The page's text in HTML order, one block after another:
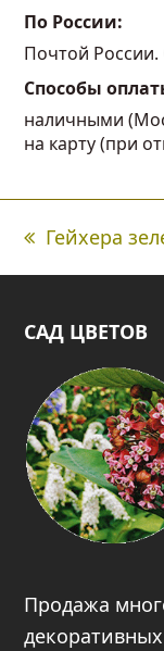
По России:
Почтой России.
Способы
наличными
на карту (при
Предыдущая
вкладка:
Гейхера
САД ЦВЕТОВ
Продажа